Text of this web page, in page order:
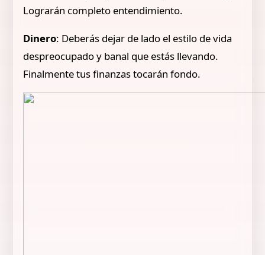
Lograrán completo entendimiento.
Dinero: Deberás dejar de lado el estilo de vida
despreocupado y banal que estás llevando.
Finalmente tus finanzas tocarán fondo.